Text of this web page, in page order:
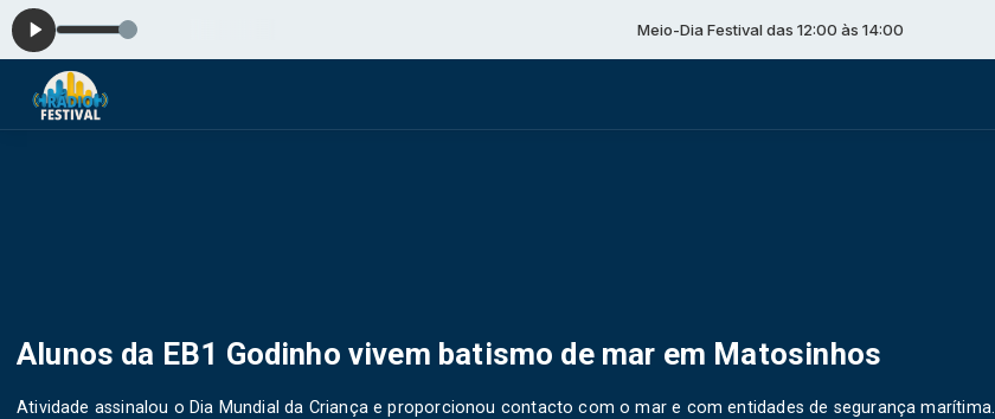
Meio-Dia Festival das 12:00 às 14:00
Alunos da EB1 Godinho vivem batismo de mar em Matosinhos
Atividade assinalou o Dia Mundial da Criança e proporcionou contacto com o mar e com entidades de segurança marítima.